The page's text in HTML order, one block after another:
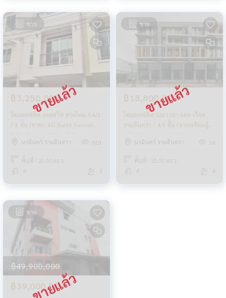
ขาย
฿3,250,000
โฮมออฟฟิศ ออลสวีท สายไหม 54/1
/ 3 ชั้น (ขาย), All Suite Saimai
54/1 / Home Office 3 Storey
(FOR SALE) FEW128
นวมินทร์ รามอินทรา 801
พื้นที่ : 20.00 ตร.ว.
4
ขาย
฿18,800,000
โฮมออฟฟิศ เนอวานา แอท เวิร์ค
รามอินทรา / 4.5 ชั้น (ขายพร้อมผู้
เช่า), Nirvana @Work Ramintra /
4.5 Storey (SALE WITH TENANT)
COF468
นวมินทร์ รามอินทรา 1k
พื้นที่ : 25.50 ตร.ว.
4 4
ขาย
฿49,900,000
฿39,000,000